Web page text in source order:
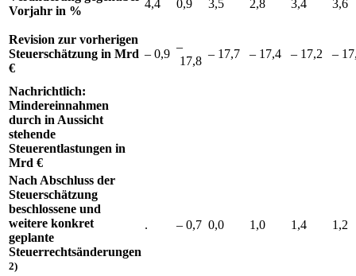
Vorjahr in %
4,4 0,9 3,5 2,8 3,4 3,6
Revision zur vorherigen
Steuerschätzung in Mrd
€
– 0,9
–
17,8
– 17,7 – 17,4 – 17,2 –
Nachrichtlich:
Mindereinnahmen
durch in Aussicht
stehende
Steuerentlastungen in
Mrd €
Nach Abschluss der
Steuerschätzung
beschlossene und
weitere konkret
geplante
Steuerrechtsänderungen
2)
. – 0,7 0,0 1,0 1,4 1,2